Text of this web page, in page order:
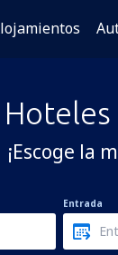
Hoteles
¡Escoge la
Entrada